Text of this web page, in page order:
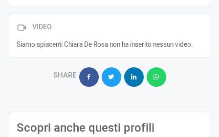
VIDEO
Siamo spiacenti Chiara De Rosa non ha inserito nessun video.
SHARE
Scopri anche questi profili